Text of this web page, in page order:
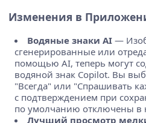
Изменения в
Водяные знаки AI —
сгенерированные или
помощью AI, теперь могут
водяной знак Copilot. Вы
"Всегда" или "Спрашивать
с подтверждением при
по умолчанию отключены в
Лучший просмотр